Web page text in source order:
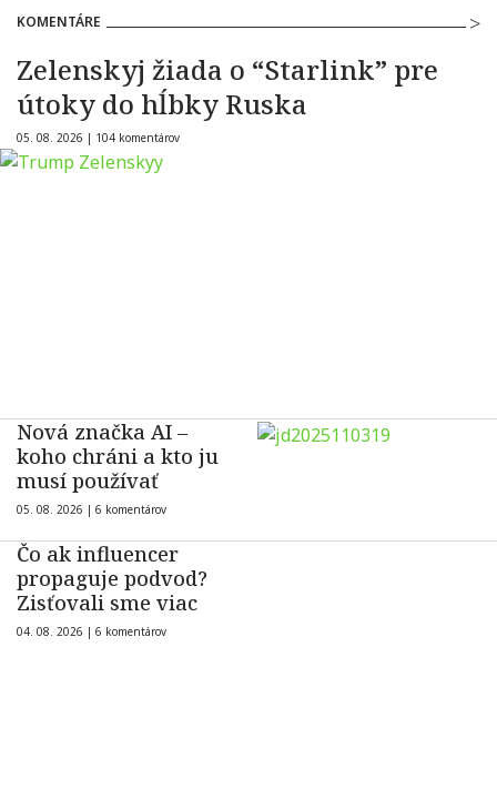
KOMENTÁRE
Zelenskyj žiada o “Starlink” pre
útoky do hĺbky Ruska
05. 08. 2026 | 104 komentárov
Nová značka AI –
koho chráni a kto ju
musí používať
05. 08. 2026 | 6 komentárov
Čo ak influencer
propaguje podvod?
Zisťovali sme viac
04. 08. 2026 | 6 komentárov